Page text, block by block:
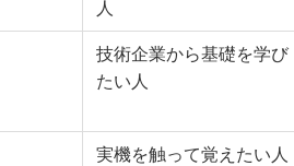
人
技術企業から基礎を学び
たい人
実機を触って覚えたい人